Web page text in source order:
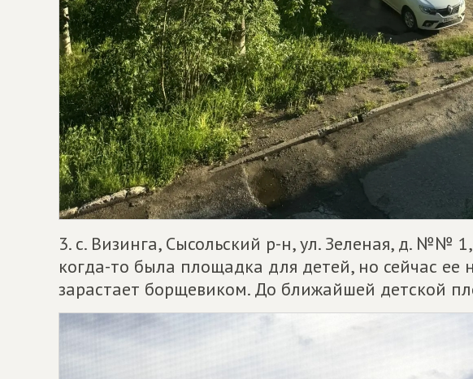
3. с. Визинга, Сысольский р-н, ул. Зеленая, д. №№
когда-то была площадка для детей, но сейчас ее
зарастает борщевиком. До ближайшей детской